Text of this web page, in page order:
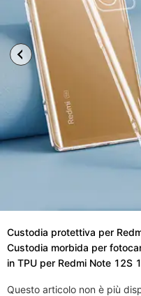
Custodia protettiva per
Custodia morbida per
in TPU per Redmi Note 12S
Questo articolo non è più